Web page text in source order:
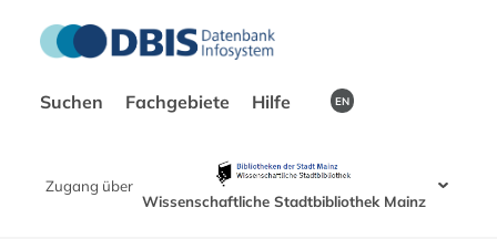
Suchen Fachgebiete Hilfe EN
Zugang über
Wissenschaftliche Stadtbibliothek Mainz